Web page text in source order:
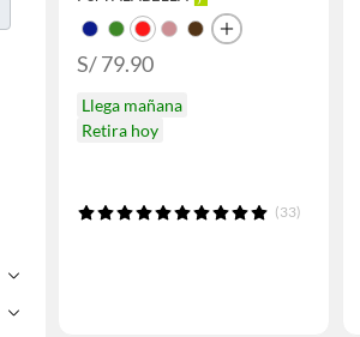
S/ 79.90
Llega mañana
Retira hoy
(33)